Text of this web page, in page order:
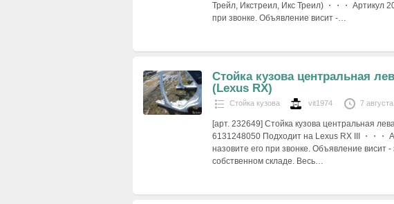
Трейл, Икстреил, Икс Треил) ・・・ Артикул
при звонке. Объявление висит -…
Стойка кузова центральная
(Lexus RX)
Стойка кузова vit1974 7
[арт. 232649] Стойка кузова центральная
6131248050 Подходит на Lexus RX III ・・・
назовите его при звонке. Объявление висит
собственном складе. Весь…